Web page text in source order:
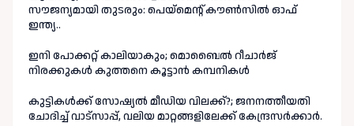
സൗജന്യമായി തുടരും: പെയ്മെന്റ് കൗൺസിൽ ഓഫ്
ഇന്ത്യ..
ഇനി പോക്കറ്റ് കാലിയാകും; മൊബൈൽ റീചാർജ്
നിരക്കുകൾ കുത്തനെ കൂട്ടാൻ കമ്പനികൾ
കുട്ടികൾക്ക് സോഷ്യൽ മീഡിയ വിലക്ക്?; ജനനത്തീയതി
ചോദിച്ച് വാട്‌സാപ്പ്, വലിയ മാറ്റങ്ങളിലേക്ക് കേന്ദ്രസർക്കാർ.